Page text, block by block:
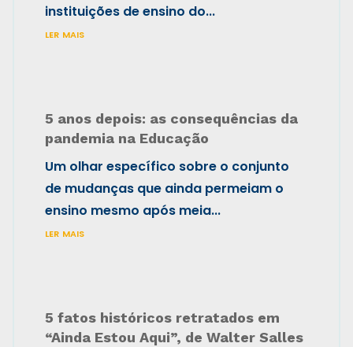
instituições de ensino do...
ler mais
5 anos depois: as consequências da
pandemia na Educação
Um olhar específico sobre o conjunto
de mudanças que ainda permeiam o
ensino mesmo após meia...
ler mais
5 fatos históricos retratados em
“Ainda Estou Aqui”, de Walter Salles